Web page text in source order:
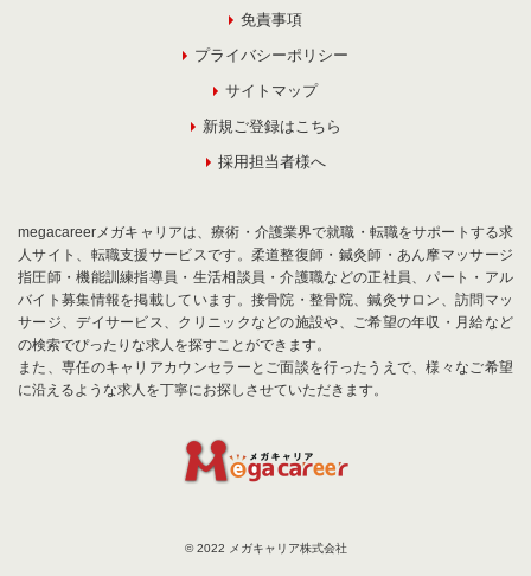
免責事項
プライバシーポリシー
サイトマップ
新規ご登録はこちら
採用担当者様へ
megacareerメガキャリアは、療術・介護業界で就職・転職をサポートする求
人サイト、転職支援サービスです。柔道整復師・鍼灸師・あん摩マッサージ
指圧師・機能訓練指導員・生活相談員・介護職などの正社員、パート・アル
バイト募集情報を掲載しています。接骨院・整骨院、鍼灸サロン、訪問マッ
サージ、デイサービス、クリニックなどの施設や、ご希望の年収・月給など
の検索でぴったりな求人を探すことができます。
また、専任のキャリアカウンセラーとご面談を行ったうえで、様々なご希望
に沿えるような求人を丁寧にお探しさせていただきます。
© 2022 メガキャリア株式会社